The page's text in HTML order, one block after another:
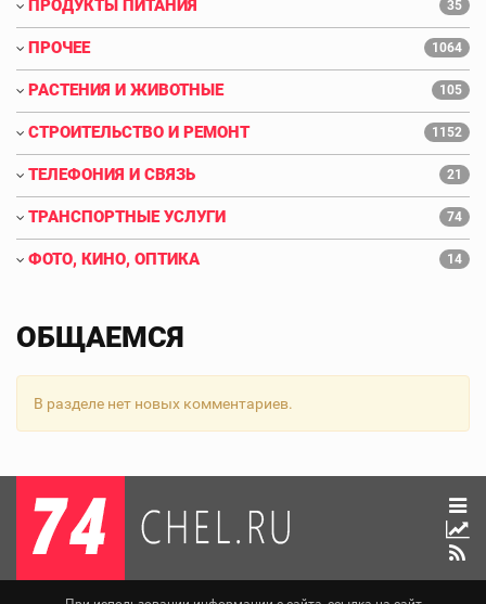
ПРОДУКТЫ ПИТАНИЯ 35
ПРОЧЕЕ 1064
РАСТЕНИЯ И ЖИВОТНЫЕ 105
СТРОИТЕЛЬСТВО И РЕМОНТ 1152
ТЕЛЕФОНИЯ И СВЯЗЬ 21
ТРАНСПОРТНЫЕ УСЛУГИ 74
ФОТО, КИНО, ОПТИКА 14
ОБЩАЕМСЯ
В разделе нет новых комментариев.